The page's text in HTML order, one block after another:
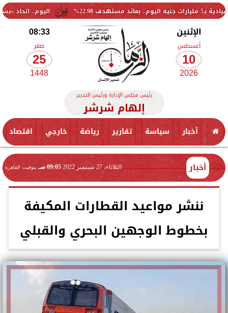
اليوم.. اتحاد «بشبابها» يزور جهاز
الإثنين
أغسطس
10
2026
08:33
صفر
25
1448
رئيس مجلس الإدارة ورئيس التحرير
إلهام شرشر
أخبار سياسة تقارير رياضة خارجي اقتصاد
أخبار الثلاثاء، 27 سبتمبر 2022 09:05 صـ بتوقيت القاهرة
ننشر مواعيد القطارات المكيفة
بخطوط الوجهين البحري والقبلي